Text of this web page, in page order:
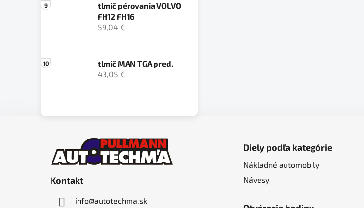
tlmič pérovania VOLVO
FH12 FH16
59,04 €
tlmič MAN TGA pred.
43,05 €
Kontakt
info@autotechma.sk
Diely podľa kategórie
Nákladné automobily
Návesy